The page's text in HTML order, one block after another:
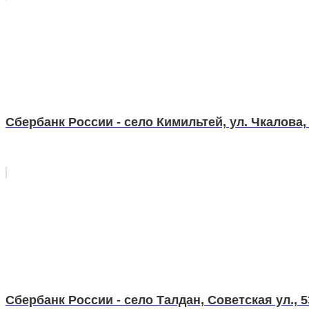
Сбербанк России - село Кимильтей, ул. Чкалова,
Сбербанк России - село Талдан, Советская ул.,